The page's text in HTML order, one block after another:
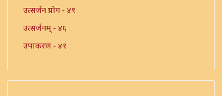
उत्सर्जन प्रयोग - ४९
उत्सर्जनम् - ४६
उपाकरण - ४१
उपाकर्म - ४३